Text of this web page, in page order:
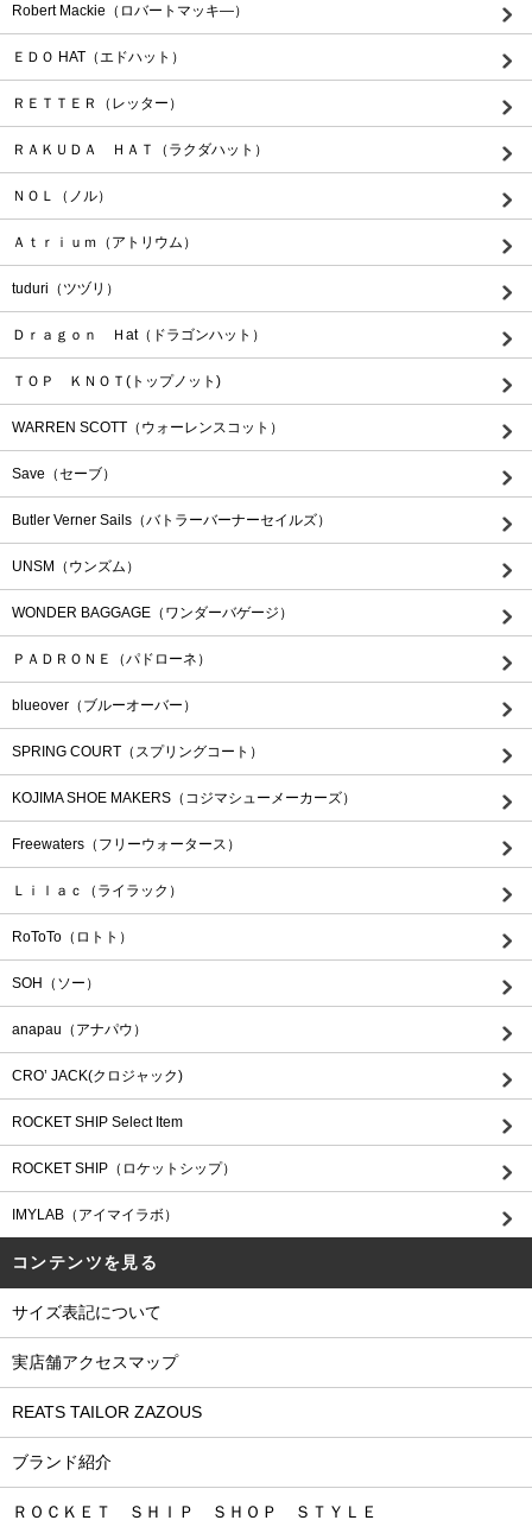
Robert Mackie（ロバートマッキ―）
ＥＤＯ HAT（エドハット）
ＲＥＴＴＥＲ（レッター）
ＲＡＫＵＤＡ ＨＡＴ（ラクダハット）
ＮＯＬ（ノル）
Ａｔｒｉｕｍ（アトリウム）
tuduri（ツヅリ）
Ｄｒａｇｏｎ Ｈat（ドラゴンハット）
ＴＯＰ ＫＮＯＴ(トップノット)
WARREN SCOTT（ウォーレンスコット）
Save（セーブ）
Butler Verner Sails（バトラーバーナーセイルズ）
UNSM（ウンズム）
WONDER BAGGAGE（ワンダーバゲージ）
ＰＡＤＲＯＮＥ（パドローネ）
blueover（ブルーオーバー）
SPRING COURT（スプリングコート）
KOJIMA SHOE MAKERS（コジマシューメーカーズ）
Freewaters（フリーウォータース）
Ｌｉｌａｃ（ライラック）
RoToTo（ロトト）
SOH（ソー）
anapau（アナパウ）
CRO’ JACK(クロジャック)
ROCKET SHIP Select Item
ROCKET SHIP（ロケットシップ）
IMYLAB（アイマイラボ）
コンテンツを見る
サイズ表記について
実店舗アクセスマップ
REATS TAILOR ZAZOUS
ブランド紹介
ＲＯＣＫＥＴ ＳＨＩＰ ＳＨＯＰ ＳＴＹＬＥ